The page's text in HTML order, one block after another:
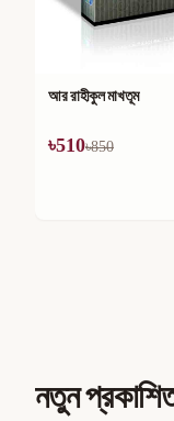
আকীদাহ্ সম্পর্কিত কতিপয়
৳12
নতুন